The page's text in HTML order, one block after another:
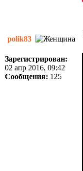
polik83
Зарегистрирован:
02 апр 2016, 09:42
Сообщения: 125